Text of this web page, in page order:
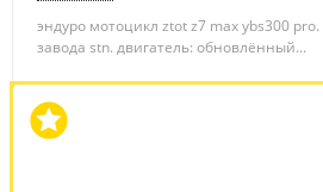
эндуро мотоцикл ztot z7 max ybs300
завода stn. двигатель: обновлённый...